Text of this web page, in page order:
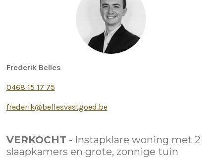
Frederik Belles
0468 15 17 75
frederik@bellesvastgoed.be
VERKOCHT - Instapklare woning met 2
slaapkamers en grote, zonnige tuin